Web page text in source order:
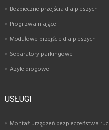
Bezpieczne przejścia dla pieszych
Progi zwalniające
Modułowe przejście dla pieszych
Separatory parkingowe
Azyle drogowe
USŁUGI
Montaż urządzeń bezpieczeństwa